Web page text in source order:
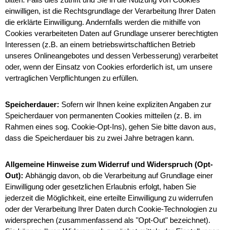
einwilligen, ist die Rechtsgrundlage der Verarbeitung Ihrer Daten
die erklärte Einwilligung. Andernfalls werden die mithilfe von
Cookies verarbeiteten Daten auf Grundlage unserer berechtigten
Interessen (z.B. an einem betriebswirtschaftlichen Betrieb
unseres Onlineangebotes und dessen Verbesserung) verarbeitet
oder, wenn der Einsatz von Cookies erforderlich ist, um unsere
vertraglichen Verpflichtungen zu erfüllen.
Speicherdauer: Sofern wir Ihnen keine expliziten Angaben zur
Speicherdauer von permanenten Cookies mitteilen (z. B. im
Rahmen eines sog. Cookie-Opt-Ins), gehen Sie bitte davon aus,
dass die Speicherdauer bis zu zwei Jahre betragen kann.
Allgemeine Hinweise zum Widerruf und Widerspruch (Opt-
Out): Abhängig davon, ob die Verarbeitung auf Grundlage einer
Einwilligung oder gesetzlichen Erlaubnis erfolgt, haben Sie
jederzeit die Möglichkeit, eine erteilte Einwilligung zu widerrufen
oder der Verarbeitung Ihrer Daten durch Cookie-Technologien zu
widersprechen (zusammenfassend als "Opt-Out" bezeichnet).